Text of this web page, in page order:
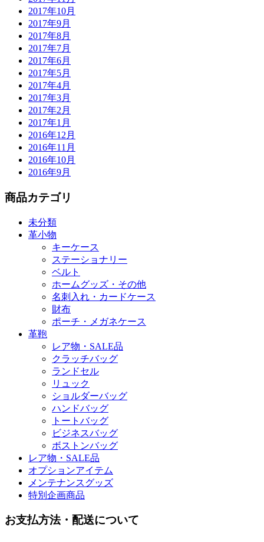
2017年10月
2017年9月
2017年8月
2017年7月
2017年6月
2017年5月
2017年4月
2017年3月
2017年2月
2017年1月
2016年12月
2016年11月
2016年10月
2016年9月
商品カテゴリ
未分類
革小物
キーケース
ステーショナリー
ベルト
ホームグッズ・その他
名刺入れ・カードケース
財布
ポーチ・メガネケース
革鞄
レア物・SALE品
クラッチバッグ
ランドセル
リュック
ショルダーバッグ
ハンドバッグ
トートバッグ
ビジネスバッグ
ボストンバッグ
レア物・SALE品
オプションアイテム
メンテナンスグッズ
特別企画商品
お支払方法・配送について